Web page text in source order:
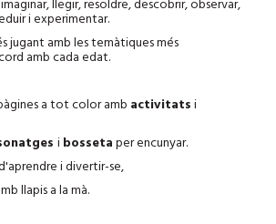
llegir, resoldre, descobrir, observar,
i experimentar.
jugant amb les temàtiques més
amb cada edat.
a tot color amb activitatsi
ibossetaper encunyar.
i divertir-se,
llapis a la mà.